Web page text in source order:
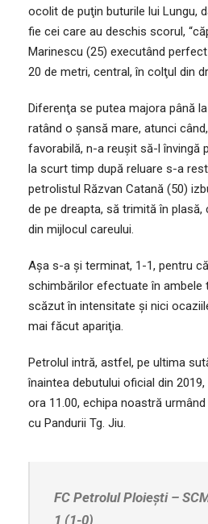
ocolit de puţin buturile lui Lungu,
fie cei care au deschis scorul,
Marinescu (25) executând
20 de metri, central, în colţul din
Diferenţa se putea majora până
ratând o şansă mare, atunci
favorabilă, n-a reuşit să-l învingă
la scurt timp după reluare s-a
petrolistul Răzvan Catană (50)
de pe dreapta, să trimită în plasă,
din mijlocul careului.
Aşa s-a şi terminat, 1-1, pentru
schimbărilor efectuate în ambele
scăzut în intensitate şi nici
mai făcut apariţia.
Petrolul intră, astfel, pe ultima
înaintea debutului oficial din
ora 11.00, echipa noastră
cu Pandurii Tg. Jiu.
FC Petrolul Ploieşti –
1 (1-0)